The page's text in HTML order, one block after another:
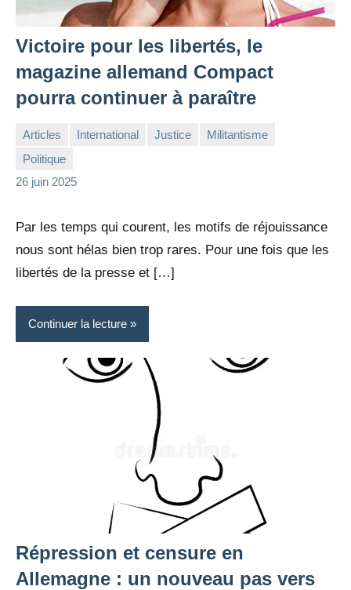
Victoire pour les libertés, le
magazine allemand Compact
pourra continuer à paraître
Articles International Justice
Militantisme
Politique
26 juin 2025
la
Rédaction
Aucun
commentaire
Par les temps qui courent, les motifs de réjouissance
nous sont hélas bien trop rares. Pour une fois que les
libertés de la presse et […]
Continuer la lecture
Répression et censure en
Allemagne : un nouveau pas vers